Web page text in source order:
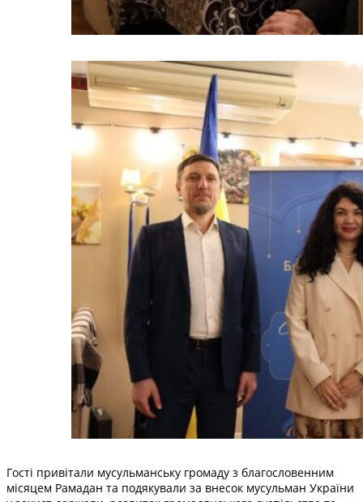
Гості привітали мусульманську громаду з благословенним
місяцем Рамадан та подякували за внесок мусульман України